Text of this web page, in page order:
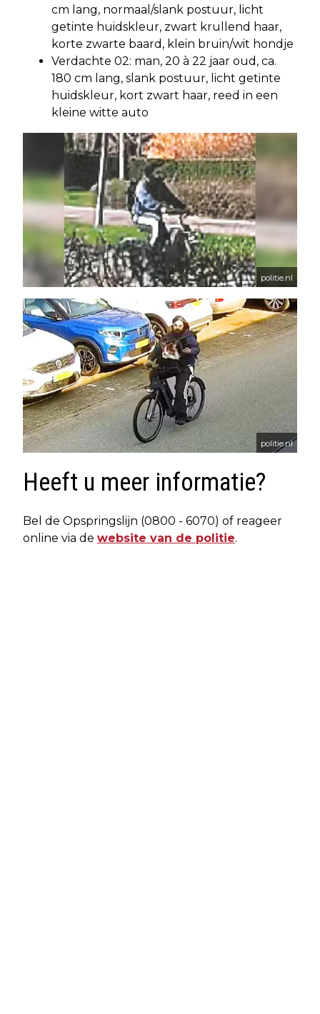
cm lang, normaal/slank postuur, licht
getinte huidskleur, zwart krullend haar,
korte zwarte baard, klein bruin/wit hondje
Verdachte 02: man, 20 à 22 jaar oud, ca.
180 cm lang, slank postuur, licht getinte
huidskleur, kort zwart haar, reed in een
kleine witte auto
politie.nl
politie.nl
Heeft u meer informatie?
Bel de Opspringslijn (0800 - 6070) of reageer
online via de website van de politie.